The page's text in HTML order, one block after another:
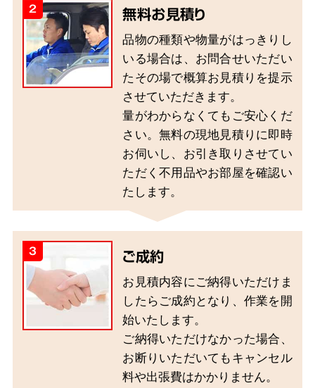
2 無料お見積り
品物の種類や物量がはっきりし
いる場合は、お問合せいただい
たその場で概算お見積りを提示
させていただきます。
量がわからなくてもご安心くだ
さい。無料の現地見積りに即時
お伺いし、お引き取りさせてい
ただく不用品やお部屋を確認い
たします。
3 ご成約
お見積内容にご納得いただけま
したらご成約となり、作業を開
始いたします。
ご納得いただけなかった場合、
お断りいただいてもキャンセル
料や出張費はかかりません。